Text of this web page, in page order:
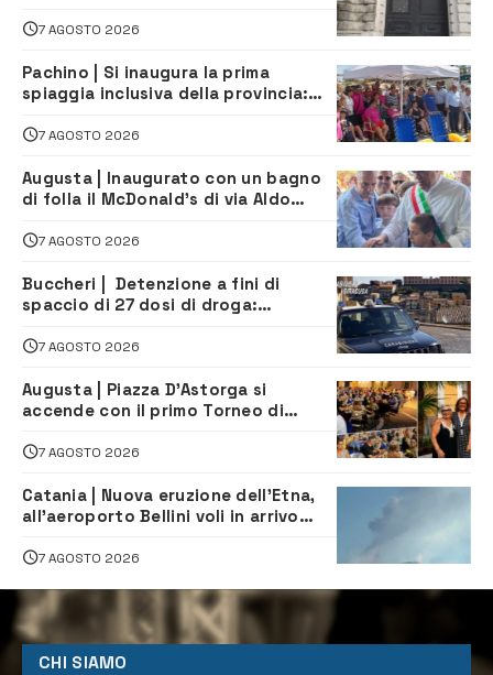
7 AGOSTO 2026
Pachino | Si inaugura la prima
spiaggia inclusiva della provincia:
tutti
7 AGOSTO 2026
Augusta | Inaugurato con un bagno
di folla il McDonald’s di via Aldo
7 AGOSTO 2026
Buccheri | Detenzione a fini di
spaccio di 27 dosi di droga:
7 AGOSTO 2026
Augusta | Piazza D’Astorga si
accende con il primo Torneo di
7 AGOSTO 2026
Catania | Nuova eruzione dell’Etna,
all’aeroporto Bellini voli in arrivo
7 AGOSTO 2026
CHI SIAMO